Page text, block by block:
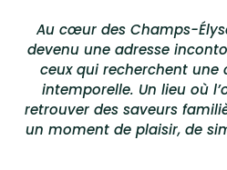
Au cœur des Champs-
devenu une adresse
ceux qui recherchent une
intemporelle. Un lieu où
retrouver des saveurs
un moment de plaisir, de